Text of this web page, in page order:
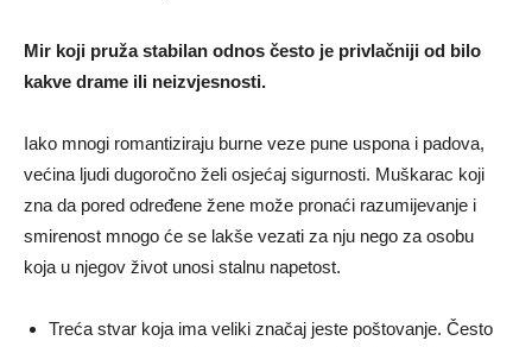
Mir koji pruža stabilan odnos često je privlačniji od bilo
kakve drame ili neizvjesnosti.
Iako mnogi romantiziraju burne veze pune uspona i padova,
većina ljudi dugoročno želi osjećaj sigurnosti. Muškarac koji
zna da pored određene žene može pronaći razumijevanje i
smirenost mnogo će se lakše vezati za nju nego za osobu
koja u njegov život unosi stalnu napetost.
Treća stvar koja ima veliki značaj jeste poštovanje. Često